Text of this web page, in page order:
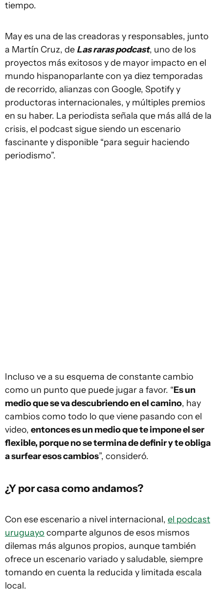
tiempo.
May es una de las creadoras y responsables, junto
a Martín Cruz, de Las raras podcast, uno de los
proyectos más exitosos y de mayor impacto en el
mundo hispanoparlante con ya diez temporadas
de recorrido, alianzas con Google, Spotify y
productoras internacionales, y múltiples premios
en su haber. La periodista señala que más allá de la
crisis, el podcast sigue siendo un escenario
fascinante y disponible “para seguir haciendo
periodismo”.
Incluso ve a su esquema de constante cambio
como un punto que puede jugar a favor. “Es un
medio que se va descubriendo en el camino, hay
cambios como todo lo que viene pasando con el
video, entonces es un medio que te impone el ser
flexible, porque no se termina de definir y te obliga
a surfear esos cambios”, consideró.
¿Y por casa como andamos?
Con ese escenario a nivel internacional, el podcast
uruguayo comparte algunos de esos mismos
dilemas más algunos propios, aunque también
ofrece un escenario variado y saludable, siempre
tomando en cuenta la reducida y limitada escala
local.